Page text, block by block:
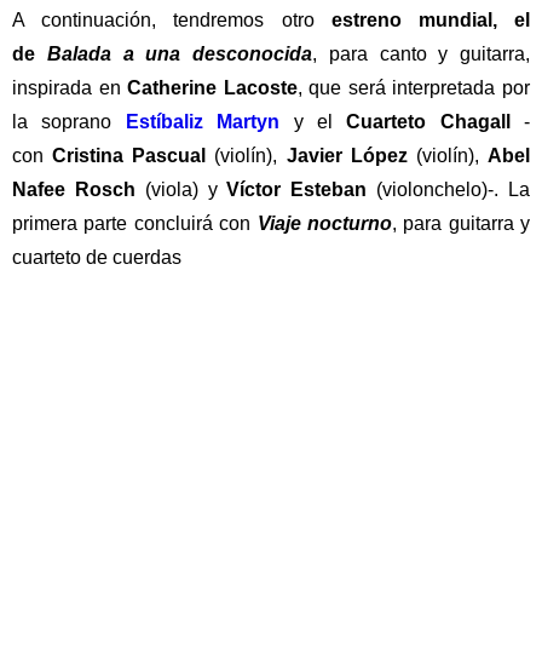
A continuación, tendremos otro estreno mundial, el
de Balada a una desconocida, para canto y guitarra,
inspirada enCatherine Lacoste, que será interpretada por
la soprano
Estíbaliz Martyn y elCuarteto Chagall
-
conCristina Pascual (violín), Javier López(violín),Abel
Nafee Rosch (viola) yVíctor Esteban (violonchelo)-. La
primera parte concluirá con Viaje nocturno, para guitarra y
cuarteto de cuerdas